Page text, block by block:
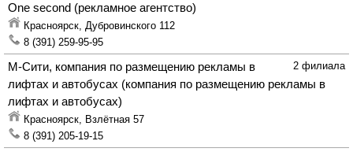
One second (рекламное агентство)
Красноярск, Дубровинского 112
8 (391) 259-95-95
2 филиала
М-Сити, компания по размещению рекламы в
лифтах и автобусах (компания по размещению рекламы в
лифтах и автобусах)
Красноярск, Взлётная 57
8 (391) 205-19-15